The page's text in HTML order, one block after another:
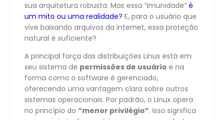
sua arquitetura robusta. Mas essa “imunidade” é
um mito ou uma realidade? E, para o usuário que
vive baixando arquivos da internet, essa proteção
natural é suficiente?
A principal força das distribuições Linux está em
seu sistema de permissões de usuário e na
forma como o software é gerenciado,
oferecendo uma vantagem clara sobre outros
sistemas operacionais. Por padrão, o Linux opera
no princípio do “menor privilégio”. Isso significa